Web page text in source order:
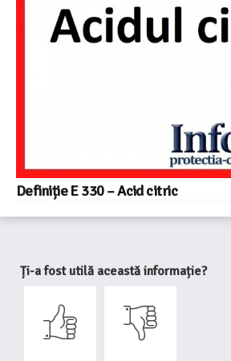
Definiție E 330 – Acid citric
Ți-a fost utilă această informație?